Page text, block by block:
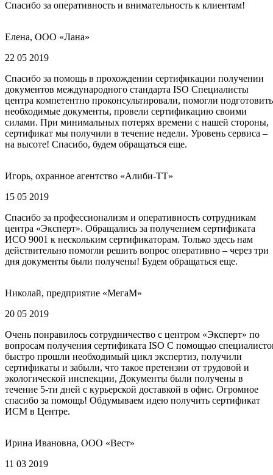
Спасибо за оперативность и внимательность к клиентам!
Елена, ООО «Лана»
22 05 2019
Спасибо за помощь в прохождении сертификации получении
документов международного стандарта ISO Специалисты
центра компетентно проконсультировали, помогли подготовить
необходимые документы, провели сертификацию своими
силами. При минимальных потерях времени с нашей стороны,
сертификат мы получили в течение недели. Уровень сервиса –
на высоте! Спасибо, будем обращаться еще.
Игорь, охранное агентство «Алиби-ТТ»
15 05 2019
Спасибо за профессионализм и оперативность сотрудникам
центра «Эксперт». Обращались за получением сертификата
ИСО 9001 к нескольким сертификаторам. Только здесь нам
действительно помогли решить вопрос оперативно – через три
дня документы были получены! Будем обращаться еще.
Николай, предприятие «МегаМ»
20 05 2019
Очень понравилось сотрудничество с центром «Эксперт» по
вопросам получения сертификата ISO С помощью
быстро прошли необходимый цикл экспертиз, получили
сертификаты и забыли, что такое претензии от трудовой и
экологической инспекции, Документы были получены в
течение 5-ти дней с курьерской доставкой в офис. Огромное
спасибо за помощь! Обдумываем идею получить сертификат
ИСМ в Центре.
Ирина Ивановна, ООО «Вест»
11 03 2019